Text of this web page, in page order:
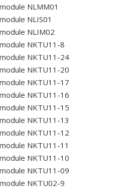
NLMM01
NLIS01
NLIM02
NKTU11-8
NKTU11-24
NKTU11-20
NKTU11-17
NKTU11-16
NKTU11-15
NKTU11-13
NKTU11-12
NKTU11-11
NKTU11-10
NKTU11-09
NKTU02-9